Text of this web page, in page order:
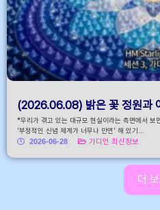
(2026.06.08) 밝은 꽃 정원과
*우리가 겪고 있는 대규모 현실이라는 측면에서 보
'부정적인 신념 체계가 너무나 만연' 해 있기...
2026-06-28
가디언 최신정보
더 보